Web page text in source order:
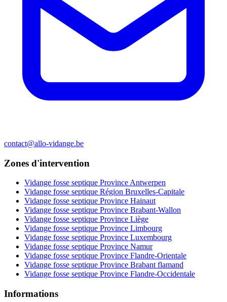
contact@allo-vidange.be
Zones d'intervention
Vidange fosse septique Province Antwerpen
Vidange fosse septique Région Bruxelles-Capitale
Vidange fosse septique Province Hainaut
Vidange fosse septique Province Brabant-Wallon
Vidange fosse septique Province Liège
Vidange fosse septique Province Limbourg
Vidange fosse septique Province Luxembourg
Vidange fosse septique Province Namur
Vidange fosse septique Province Flandre-Orientale
Vidange fosse septique Province Brabant flamand
Vidange fosse septique Province Flandre-Occidentale
Informations